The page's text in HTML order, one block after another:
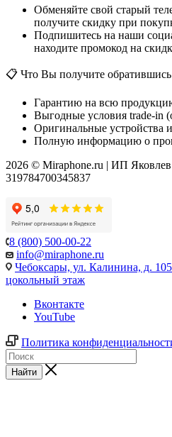
Обменяйте свой старый
получите скидку при
Подпишитесь на наши
находите промокод на
📋 Что Вы получите
Гарантию на всю
Выгодные условия trade-in
Оригинальные устройства
Полную информацию о
2026 © Miraphone.ru | ИП
319784700345837
8 (800) 500-00-22
info@miraphone.ru
Чебоксары, ул. Калинина, д.
цокольный этаж
Вконтакте
YouTube
Политика
Найти